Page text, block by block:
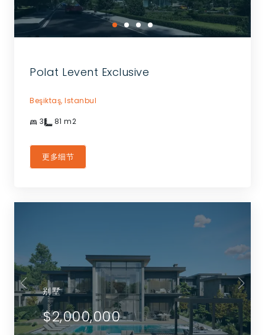
Polat Levent Exclusive
Beşiktaş, Istanbul
3 81 m2
更多细节
别墅
$2,000,000